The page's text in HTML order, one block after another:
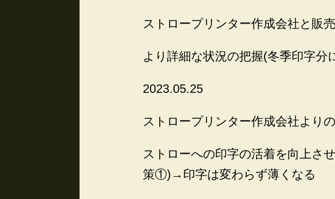
ストロープリンター作成会社と販
より詳細な状況の把握(冬季印字
2023.05.25
ストロープリンター作成会社より
ストローへの印字の活着を向上さ
策①)→印字は変わらず薄くなる